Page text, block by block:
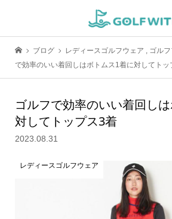
ブログ レディースゴルフウェア , ゴル
で効率のいい着回しはボトムス1着に対してトッ
ゴルフで効率のいい着回し
対してトップス3着
2023.08.31
レディースゴルフウェア